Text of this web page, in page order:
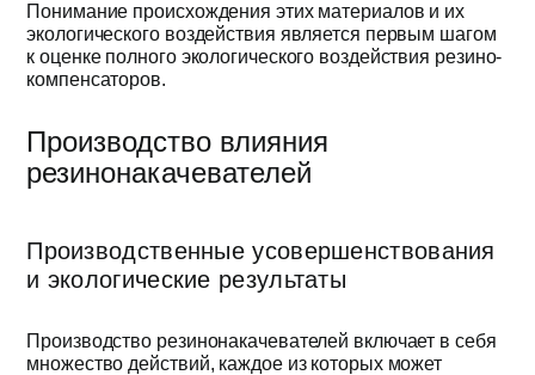
Понимание происхождения этих материалов и их
экологического воздействия является первым шагом
к оценке полного экологического воздействия резино-
компенсаторов.
Производство влияния
резинонакачевателей
Производственные усовершенствования
и экологические результаты
Производство резинонакачевателей включает в себя
множество действий, каждое из которых может